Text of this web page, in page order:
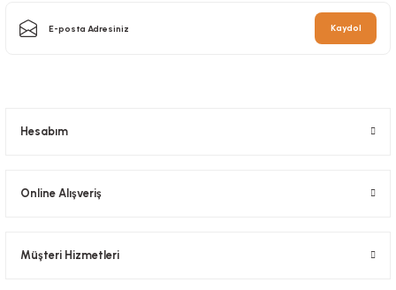
Kaydol
Hesabım
Online Alışveriş
Müşteri Hizmetleri